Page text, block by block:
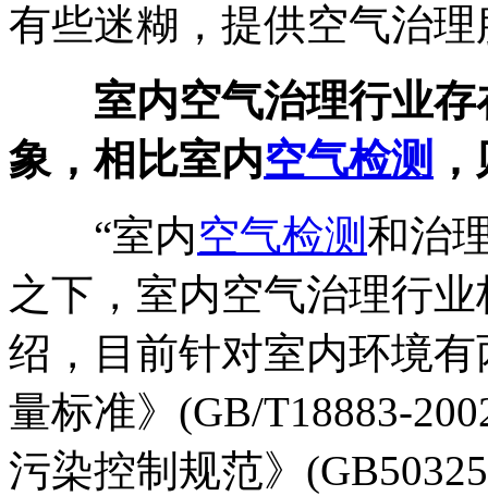
有些迷糊，提供空气治
室内空气治理行业存
象，相比室内空气检测
“室内空气检测 和治
之下，室内空气治理行
绍，目前针对室内环境
量标准》(GB/T18883-
污染控制规范》